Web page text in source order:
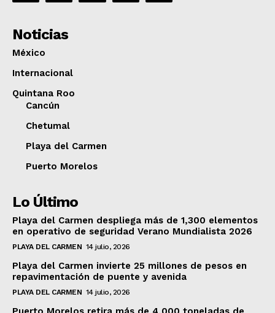
Noticias
México
Internacional
Quintana Roo
Cancún
Chetumal
Playa del Carmen
Puerto Morelos
Lo Último
Playa del Carmen despliega más de 1,300 elementos
en operativo de seguridad Verano Mundialista 2026
PLAYA DEL CARMEN 14 julio, 2026
Playa del Carmen invierte 25 millones de pesos en
repavimentación de puente y avenida
PLAYA DEL CARMEN 14 julio, 2026